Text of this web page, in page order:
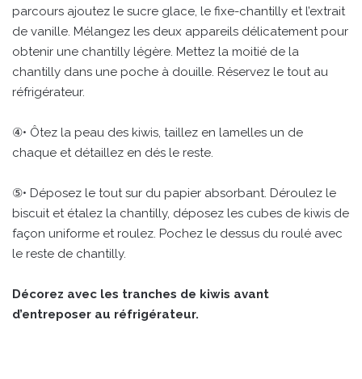
parcours ajoutez le sucre glace, le fixe-chantilly et l’extrait
de vanille. Mélangez les deux appareils délicatement pour
obtenir une chantilly légère. Mettez la moitié de la
chantilly dans une poche à douille. Réservez le tout au
réfrigérateur.
④• Ôtez la peau des kiwis, taillez en lamelles un de
chaque et détaillez en dés le reste.
⑤• Déposez le tout sur du papier absorbant. Déroulez le
biscuit et étalez la chantilly, déposez les cubes de kiwis de
façon uniforme et roulez. Pochez le dessus du roulé avec
le reste de chantilly.
Décorez avec les tranches de kiwis avant
d’entreposer au réfrigérateur.